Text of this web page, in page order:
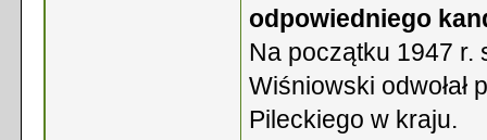
odpowiedniego
Na początku 1947 r.
Wiśniowski odwołał
Pileckiego w kraju.